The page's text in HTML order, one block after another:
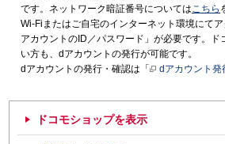
です。ネットワーク暗証番号についてはこちら
Wi-Fiまたはご自宅のインターネット環境にて
アカウントのID／パスワード」が必要です。ド
い方も、dアカウントの発行が可能です。
dアカウントの発行・確認は「
dアカウント発
ドコモショップを表示